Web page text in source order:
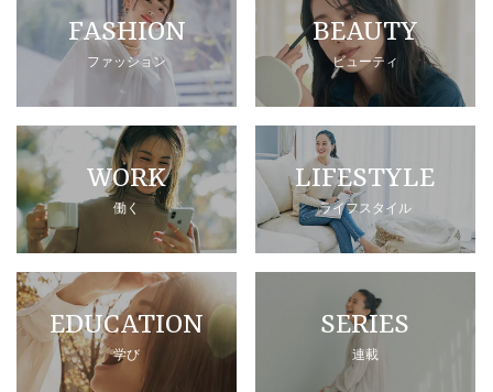
FASHION
ファッション
BEAUTY
ビューティ
WORK
働く
LIFESTYLE
ライフスタイル
EDUCATION
学び
SERIES
連載